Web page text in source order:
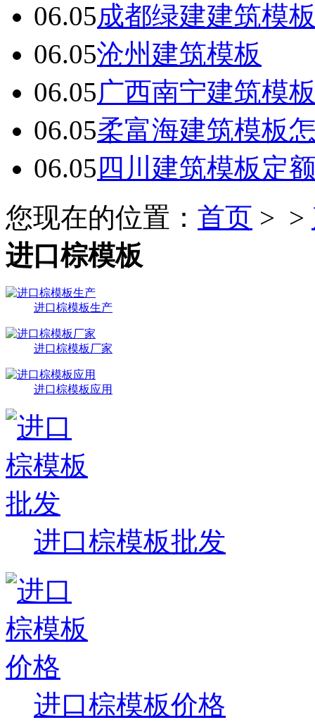
06.05成都绿建建筑模
06.05沧州建筑模板
06.05广西南宁建筑模
06.05柔富海建筑模板
06.05 四川建筑模板定
您现在的位置： 首页 > >
进口棕模板
进口棕模板生产
进口棕模板厂家
进口棕模板应用
进口棕模板批发
进口棕模板价格